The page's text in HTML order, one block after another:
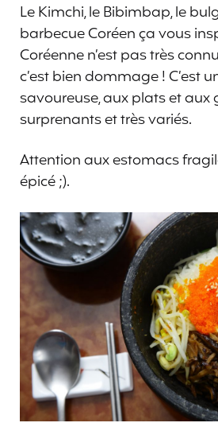
Le Kimchi, le Bibimbap, le
barbecue Coréen ça vous
Coréenne n’est pas très
c’est bien dommage ! C’est
savoureuse, aux plats et aux
surprenants et très variés.
Attention aux estomacs
épicé ;).